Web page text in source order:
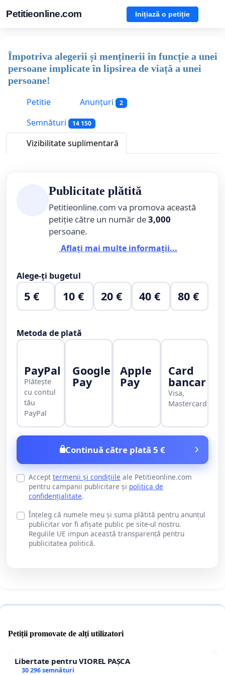
Petitieonline.com Inițiază o petiție
Împotriva alegerii și menținerii în funcție a unei
persoane implicate în lipsirea de viață a unei
persoane!
Petitie
Anunțuri 2
Semnături 14 150
Vizibilitate suplimentară
Publicitate plătită
Petitieonline.com va promova această
petiție către un număr de3,000
persoane.
Aflați mai multe informații...
Alege-ți bugetul
5 € 10 € 20 € 40 € 80 €
Metoda de plată
PayPal
Plătește
cu contul
tău
PayPal
Google
Pay
Apple
Pay
Card
bancar
Visa,
Mastercard
Continuă către plată 5 €
Accept termenii și condițiile ale Petitieonline.com
pentru campanii publicitare și politica de
confidențialitate.
Înțeleg că numele meu și suma plătită pentru anunțul
publicitar vor fi afișate public pe site-ul nostru.
Regulile UE impun această transparență pentru
publicitatea politică.
Petiții promovate de alți utilizatori
Libertate pentru VIOREL PAȘCA
30 296 semnături